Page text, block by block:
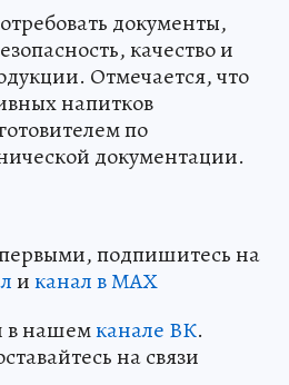
документы,
качество и
Отмечается, что
напитков
по
документации.
подпишитесь на
иканал в МАХ
в нашемканале ВК.
на связи